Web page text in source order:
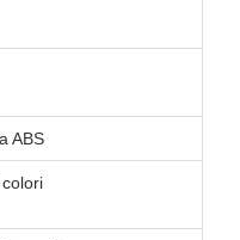
ABS